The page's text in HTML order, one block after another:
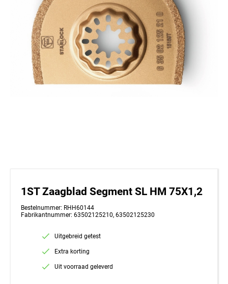
1ST Zaagblad Segment SL HM 75X1,2
Bestelnummer: RHH60144
Fabrikantnummer: 63502125210, 63502125230
Uitgebreid getest
Extra korting
Uit voorraad geleverd